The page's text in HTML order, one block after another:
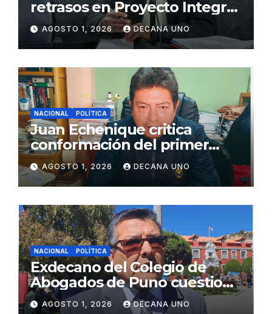
retrasos en Proyecto Integral
de Agua y Alcantarillado para
Juliaca
AGOSTO 1, 2026 DECANA UNO
NACIONAL POLÍTICA
Juan Echenique critica
conformación del primer
gabinete ministerial de Keiko
Fujimori
AGOSTO 1, 2026 DECANA UNO
NACIONAL POLÍTICA
Exdecano del Colegio de
Abogados de Puno cuestiona
propuestas sobre seguridad
AGOSTO 1, 2026 DECANA UNO